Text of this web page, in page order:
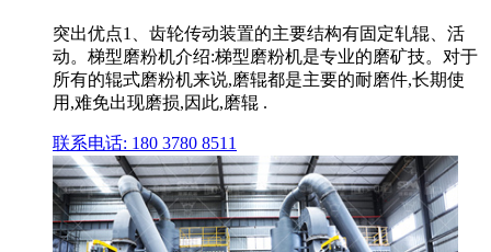
突出优点1、齿轮传动装置的主要结构有固定轧辊、活
动。梯型磨粉机介绍:梯型磨粉机是专业的磨矿技。对于
所有的辊式磨粉机来说,磨辊都是主要的耐磨件,长期使
用,难免出现磨损,因此,磨辊 .
联系电话: 180 3780 8511